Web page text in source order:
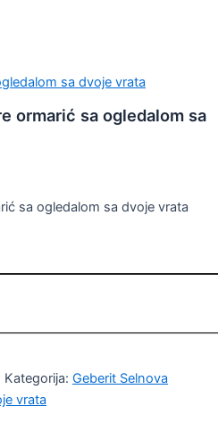
sa dvoje vrata
ormarić sa ogledalom sa
sa ogledalom sa dvoje vrata
Kategorija: Geberit Selnova
vrata